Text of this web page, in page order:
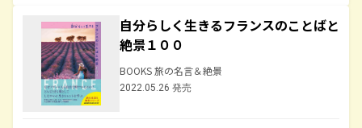
自分らしく生きるフランスのことばと
絶景１００
BOOKS 旅の名言＆絶景
2022.05.26 発売